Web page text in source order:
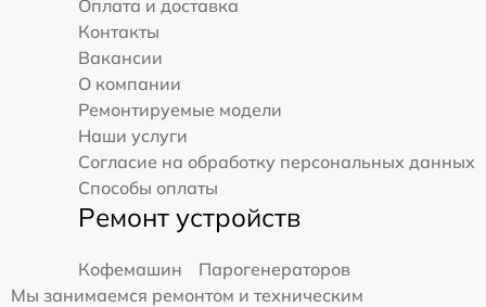
Оплата и доставка
Контакты
Вакансии
О компании
Ремонтируемые модели
Наши услуги
Согласие на обработку персональных данных
Способы оплаты
Ремонт устройств
Кофемашин
Парогенераторов
Мы занимаемся ремонтом и техническим